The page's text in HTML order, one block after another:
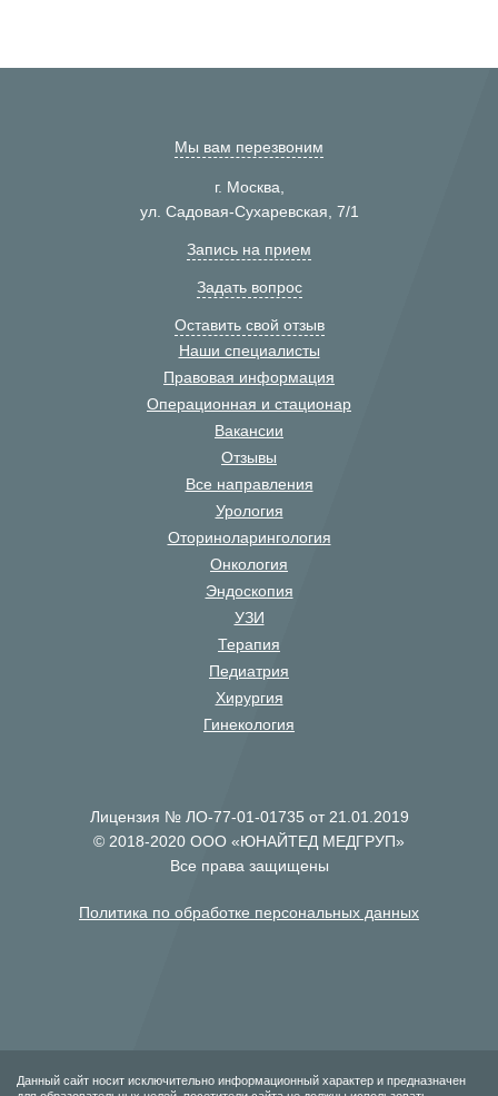
Мы вам перезвоним
г. Москва,
ул. Садовая-Сухаревская, 7/1
Запись на прием
Задать вопрос
Оставить свой отзыв
Наши специалисты
Правовая информация
Операционная и стационар
Вакансии
Отзывы
Все направления
Урология
Оториноларингология
Онкология
Эндоскопия
УЗИ
Терапия
Педиатрия
Хирургия
Гинекология
Лицензия № ЛО-77-01-01735 от 21.01.2019
© 2018-2020 ООО «ЮНАЙТЕД МЕДГРУП»
Все права защищены
Политика по обработке персональных данных
Данный сайт носит исключительно информационный характер и предназначен